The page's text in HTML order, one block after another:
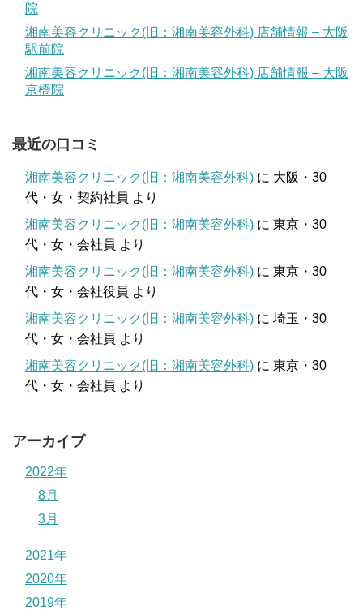
院
湘南美容クリニック(旧：湘南美容外科) 店舗情報 – 大阪
駅前院
湘南美容クリニック(旧：湘南美容外科) 店舗情報 – 大阪
京橋院
最近の口コミ
湘南美容クリニック(旧：湘南美容外科) に 大阪・30
代・女・契約社員 より
湘南美容クリニック(旧：湘南美容外科) に 東京・30
代・女・会社員 より
湘南美容クリニック(旧：湘南美容外科) に 東京・30
代・女・会社役員 より
湘南美容クリニック(旧：湘南美容外科) に 埼玉・30
代・女・会社員 より
湘南美容クリニック(旧：湘南美容外科) に 東京・30
代・女・会社員 より
アーカイブ
2022年
8月
3月
2021年
2020年
2019年